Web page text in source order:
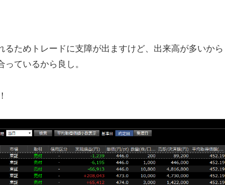
ためトレードに支障が出ますけど、出来高が多いから
ているから良し。